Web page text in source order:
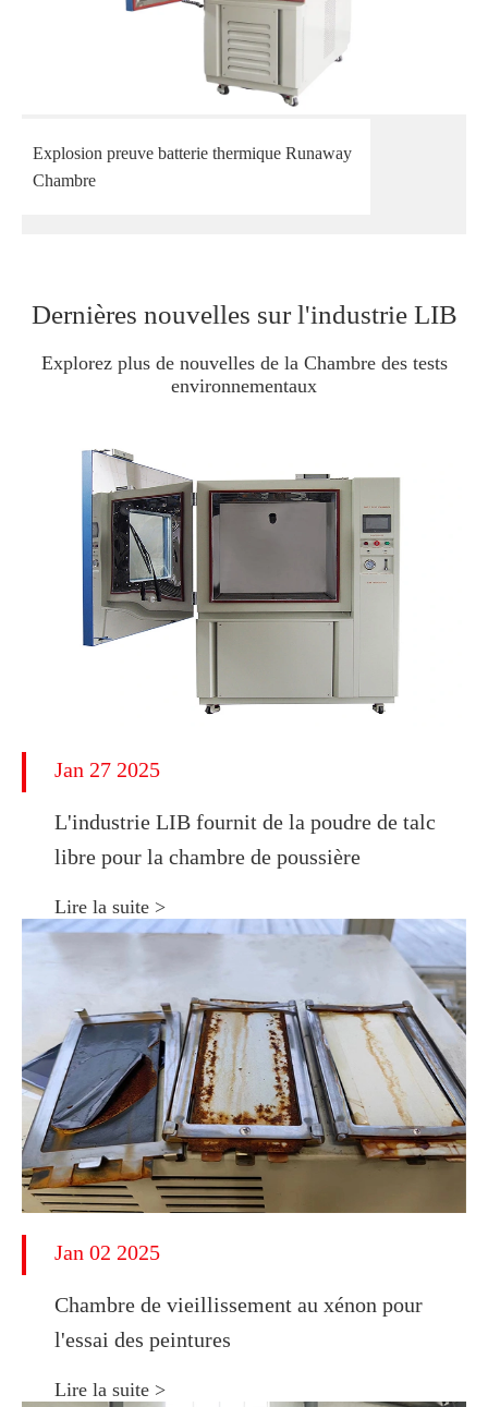
Explosion preuve batterie thermique Runaway
Chambre
Dernières nouvelles sur l'industrie LIB
Explorez plus de nouvelles de la Chambre des tests
environnementaux
Jan 27 2025
L'industrie LIB fournit de la poudre de talc
libre pour la chambre de poussière
Lire la suite >
Jan 02 2025
Chambre de vieillissement au xénon pour
l'essai des peintures
Lire la suite >